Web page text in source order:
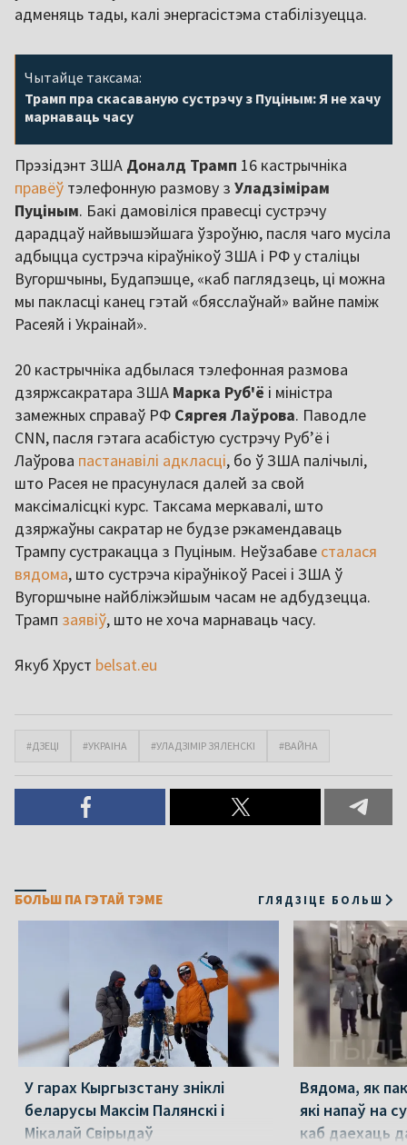
адменяць тады, калі энергасістэма стабілізуецца.
Чытайце таксама:
Трамп пра скасаваную сустрэчу з Пуціным: Я не хачу
марнаваць часу
Прэзідэнт ЗША Доналд Трамп 16 кастрычніка
правёў тэлефонную размову з Уладзімірам
Пуціным. Бакі дамовіліся правесці сустрэчу
дарадцаў найвышэйшага ўзроўню, пасля чаго мусіла
адбыцца сустрэча кіраўнікоў ЗША і РФ у сталіцы
Вугоршчыны, Будапэшце, «каб паглядзець, ці можна
мы пакласці канец гэтай «бясслаўнай» вайне паміж
Расеяй і Украінай».
20 кастрычніка адбылася тэлефонная размова
дзяржсакратара ЗША Марка Руб'ё і міністра
замежных справаў РФ Сяргея Лаўрова. Паводле
CNN, пасля гэтага асабістую сустрэчу Руб’ё і
Лаўрова пастанавілі адкласці, бо ў ЗША палічылі,
што Расея не прасунулася далей за свой
максімалісцкі курс. Таксама меркавалі, што
дзяржаўны сакратар не будзе рэкамендаваць
Трампу сустракацца з Пуціным. Неўзабаве сталася
вядома, што сустрэча кіраўнікоў Расеі і ЗША ў
Вугоршчыне найбліжэйшым часам не адбудзецца.
Трамп заявіў, што не хоча марнаваць часу.
Якуб Хруст belsat.eu
#ДЗЕЦІ #УКРАІНА #УЛАДЗІМІР ЗЯЛЕНСКІ #ВАЙНА
БОЛЬШ ПА ГЭТАЙ ТЭМЕ ГЛЯДЗІЦЕ БОЛЬШ
У гарах Кыргызстану зніклі
беларусы Максім Палянскі і
Мікалай Свірыдаў
Вядома, як
які напаў на
каб даехаць